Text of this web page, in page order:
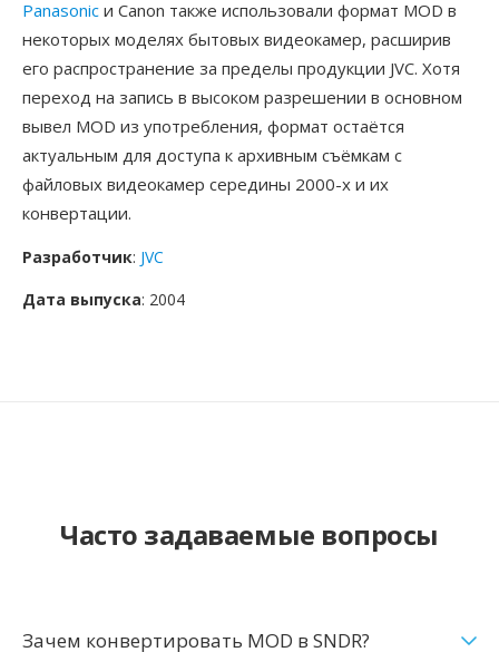
Panasonic и Canon также использовали формат MOD в
некоторых моделях бытовых видеокамер, расширив
его распространение за пределы продукции JVC. Хотя
переход на запись в высоком разрешении в основном
вывел MOD из употребления, формат остаётся
актуальным для доступа к архивным съёмкам с
файловых видеокамер середины 2000-х и их
конвертации.
Разработчик: JVC
Дата выпуска: 2004
Часто задаваемые вопросы
Зачем конвертировать MOD в SNDR?